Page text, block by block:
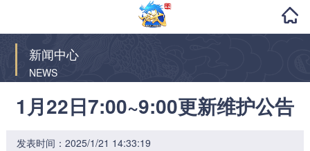
新闻中心
NEWS
1月22日7:00~9:00更新维护公告
发表时间：2025/1/21 14:33:19